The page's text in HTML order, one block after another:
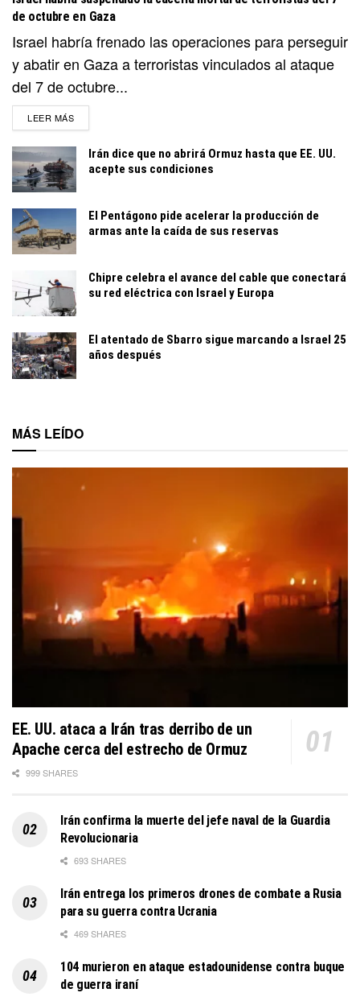
de octubre en Gaza
Israel habría frenado las operaciones para perseguir
y abatir en Gaza a terroristas vinculados al ataque
del 7 de octubre...
LEER MÁSDETAILS
Irán dice que no abrirá Ormuz hasta que EE. UU.
acepte sus condiciones
El Pentágono pide acelerar la producción de
armas ante la caída de sus reservas
Chipre celebra el avance del cable que conectará
su red eléctrica con Israel y Europa
El atentado de Sbarro sigue marcando a Israel 25
años después
MÁS LEÍDO
EE. UU. ataca a Irán tras derribo de un
Apache cerca del estrecho de Ormuz
999 SHARES
Irán confirma la muerte del jefe naval de la Guardia
Revolucionaria
693 SHARES
Irán entrega los primeros drones de combate a Rusia
para su guerra contra Ucrania
469 SHARES
104 murieron en ataque estadounidense contra buque
de guerra iraní